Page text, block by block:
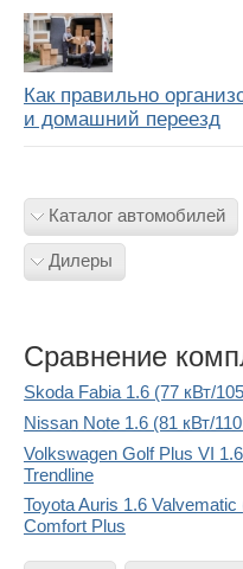
Как правильно
и домашний переезд
Каталог автомобилей
Дилеры
Сравнение
Skoda Fabia 1.6 (77 кВт/
Nissan Note 1.6 (81 кВт/
Volkswagen Golf Plus VI
Trendline
Toyota Auris 1.6
Comfort Plus